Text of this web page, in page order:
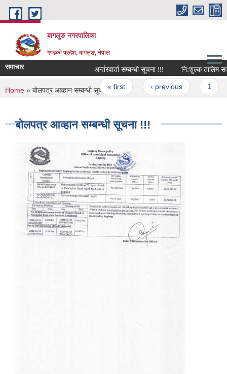
Skip to main content
बागलुङ नगरपालिका
गण्डकी प्रदेश, बागलुङ, नेपाल
समाचार अर्न्तरवार्ता सम्बन्धी सूचना !!! नि:शुल्क तालिम
Pages
« first ‹ previous
You are here
Home » बोलपत्र आव्हान सम्बन्धी सूचना !!!
बोलपत्र आव्हान सम्बन्धी सूचना !!!